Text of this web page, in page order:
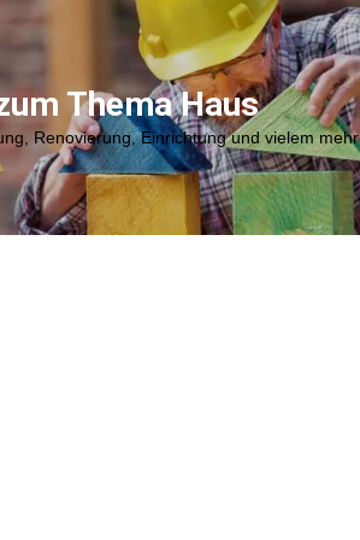
Thema Haus
Renovierung, Einrichtung und vielem mehr